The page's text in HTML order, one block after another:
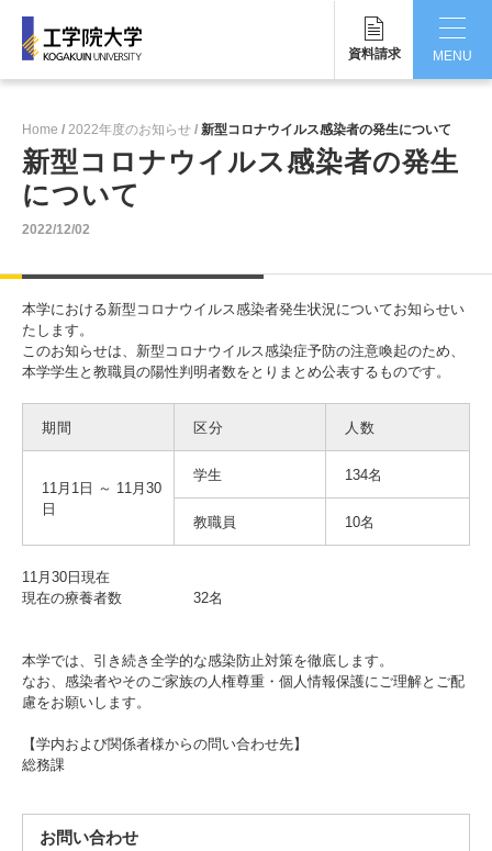
資料請求
MENU
工学院大学について
学部・大学院
研究・産学連携
キャンパス
入試情報
1. Action！x 工学院大学
Home 2022年度のお知らせ 新型コロナウイルス感染者の発生について
新型コロナウイルス感染者の発生
について
2022/12/02
本学における新型コロナウイルス感染者発生状況についてお知らせい
たします。
このお知らせは、新型コロナウイルス感染症予防の注意喚起のため、
本学学生と教職員の陽性判明者数をとりまとめ公表するものです。
期間 区分 人数
11月1日 ～ 11月30
日
学生 134名
教職員 10名
11月30日現在
現在の療養者数 32名
本学では、引き続き全学的な感染防止対策を徹底します。
なお、感染者やそのご家族の人権尊重・個人情報保護にご理解とご配
慮をお願いします。
【学内および関係者様からの問い合わせ先】
総務課
お問い合わせ